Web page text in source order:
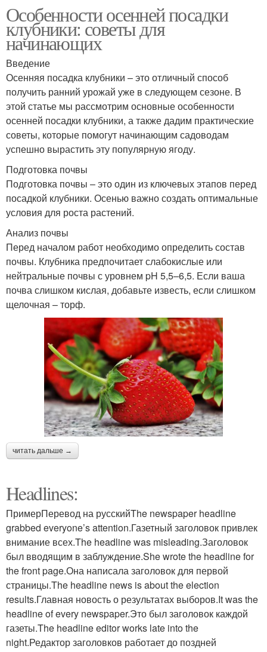
Особенности осенней посадки
клубники: советы для
начинающих
Введение
Осенняя посадка клубники – это отличный способ
получить ранний урожай уже в следующем сезоне. В
этой статье мы рассмотрим основные особенности
осенней посадки клубники, а также дадим практические
советы, которые помогут начинающим садоводам
успешно вырастить эту популярную ягоду.
Подготовка почвы
Подготовка почвы – это один из ключевых этапов перед
посадкой клубники. Осенью важно создать оптимальные
условия для роста растений.
Анализ почвы
Перед началом работ необходимо определить состав
почвы. Клубника предпочитает слабокислые или
нейтральные почвы с уровнем pH 5,5–6,5. Если ваша
почва слишком кислая, добавьте известь, если слишком
щелочная – торф.
читать дальше →
Headlines:
ПримерПеревод на русскийThe newspaper headline
grabbed everyone’s attention.Газетный заголовок привлек
внимание всех.The headline was misleading.Заголовок
был вводящим в заблуждение.She wrote the headline for
the front page.Она написала заголовок для первой
страницы.The headline news is about the election
results.Главная новость о результатах выборов.It was the
headline of every newspaper.Это был заголовок каждой
газеты.The headline editor works late into the
night.Редактор заголовков работает до поздней